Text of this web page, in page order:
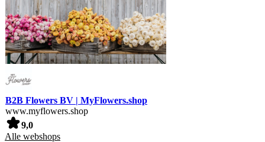
B2B Flowers BV | MyFlowers.shop
www.myflowers.shop
9,0
Alle webshops